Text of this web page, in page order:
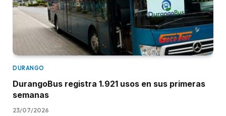
DURANGO
DurangoBus registra 1.921 usos en sus primeras
semanas
23/07/2026